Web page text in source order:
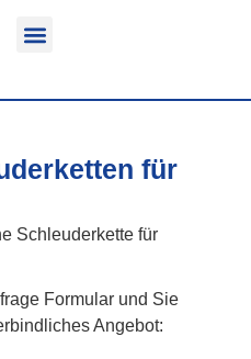
für
Schleuderkette für
Formular und Sie
Angebot: